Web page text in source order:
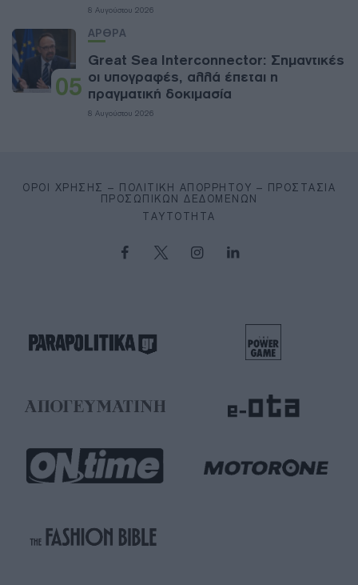
8 Αυγούστου 2026
05
ΑΡΘΡΑ
Great Sea Interconnector: Σημαντικές
οι υπογραφές, αλλά έπεται η
πραγματική δοκιμασία
8 Αυγούστου 2026
ΌΡΟΙ ΧΡΉΣΗΣ – ΠΟΛΙΤΙΚΉ ΑΠΟΡΡΉΤΟΥ – ΠΡΟΣΤΑΣΊΑ
ΠΡΟΣΩΠΙΚΏΝ ΔΕΔΟΜΈΝΩΝ
ΤΑΥΤΌΤΗΤΑ